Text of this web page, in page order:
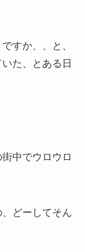
すか、、と、
た、とある日
中でウロウロ
どーしてそん